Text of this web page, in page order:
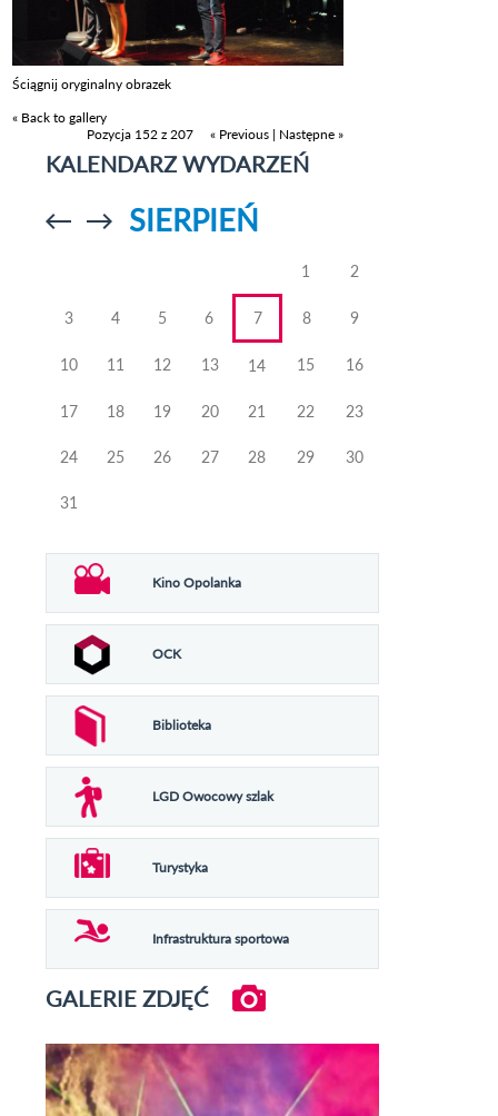
Ściągnij oryginalny obrazek
« Back to gallery
Pozycja 152 z 207
« Previous | Następne »
KALENDARZ WYDARZEŃ
Przejdź doPrzejdź do
SIERPIEŃ
1 2
3 4 5 6 7 8 9
10 11 12 13 14 15 16
17 18 19 20 21 22 23
24 25 26 27 28 29 30
31
Kino Opolanka
OCK
Biblioteka
LGD Owocowy szlak
Turystyka
Infrastruktura sportowa
GALERIE ZDJĘĆ